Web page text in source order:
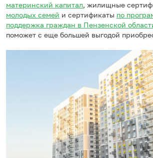
материнский капитал, жилищные
молодых семей и сертификаты по
поддержка граждан в Пензенской
поможет с еще большей выгодой